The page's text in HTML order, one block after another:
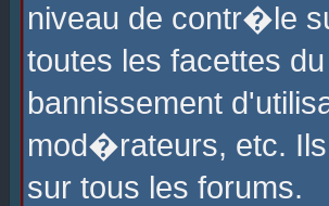
niveau de contr�le
toutes les facettes
bannissement
mod�rateurs, etc.
sur tous les forums.